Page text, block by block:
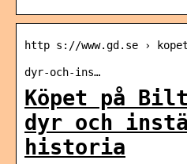
http s://www.gd.se ›
dyr-och-ins…
Köpet på
dyr och
historia